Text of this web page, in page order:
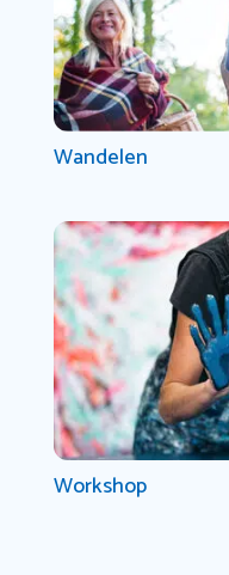
Wandelen
Workshop